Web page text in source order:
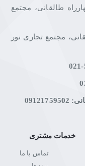
طالقانی، مجتمع
مجتمع تجاری نور
خدمات مشتری
تماس با ما